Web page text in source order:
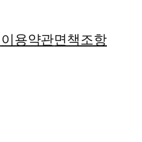
이용약관면책조항